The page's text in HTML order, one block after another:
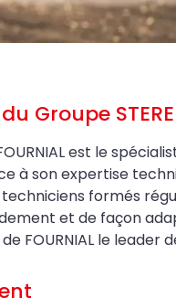
Groupe
est le
à son expertise
techniciens formés
et de façon
FOURNIAL le